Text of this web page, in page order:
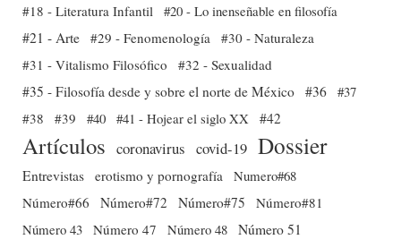
#18 - Literatura Infantil #20 - Lo inenseñable en filosofía
#21 - Arte #29 - Fenomenología
#30 - Naturaleza
#31 - Vitalismo Filosófico
#32 - Sexualidad
#35 - Filosofía desde y sobre el norte de México #36 #37
#38
#39 #40 #41 - Hojear el siglo XX #42
Artículos coronavirus covid-19 Dossier
Entrevistas erotismo y pornografía
Numero#68
Número#66
Número#72 Número#75
Número#81
Número 43 Número 47 Número 48 Número 51